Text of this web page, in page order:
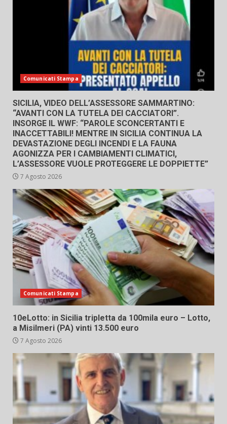
Comunicati Stampa
SICILIA, VIDEO DELL’ASSESSORE SAMMARTINO:
“AVANTI CON LA TUTELA DEI CACCIATORI”.
INSORGE IL WWF: “PAROLE SCONCERTANTI E
INACCETTABILI! MENTRE IN SICILIA CONTINUA LA
DEVASTAZIONE DEGLI INCENDI E LA FAUNA
AGONIZZA PER I CAMBIAMENTI CLIMATICI,
L’ASSESSORE VUOLE PROTEGGERE LE DOPPIETTE”
7 Agosto 2026
Comunicati Stampa
10eLotto: in Sicilia tripletta da 100mila euro – Lotto,
a Misilmeri (PA) vinti 13.500 euro
7 Agosto 2026